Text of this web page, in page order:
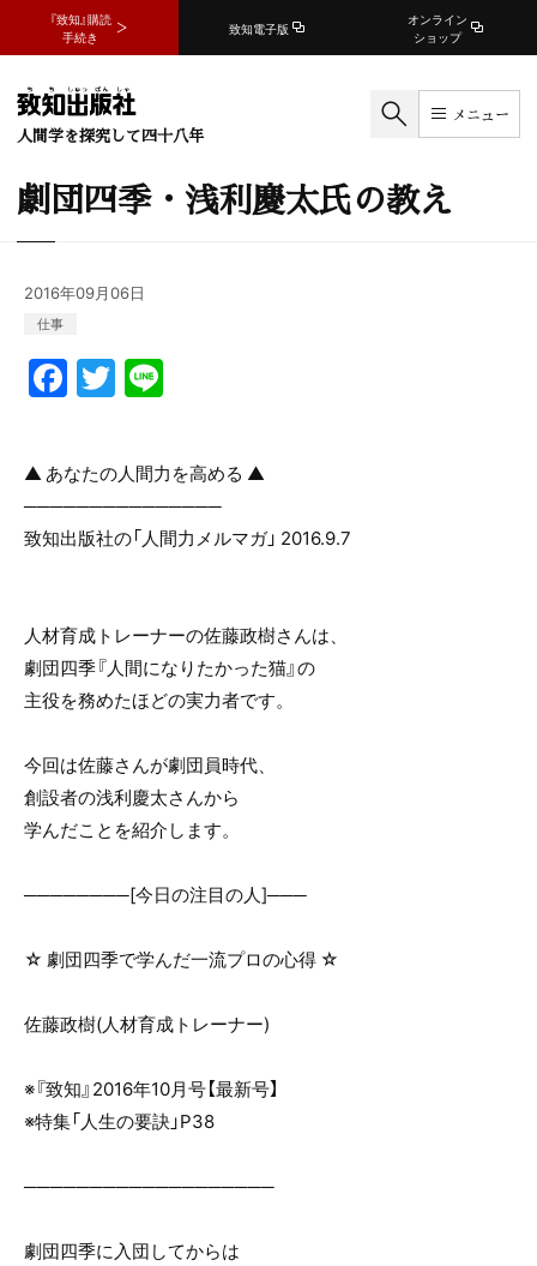
『致知』購読
手続き
致知電子版
オンライン
ショップ
人間学を探究して四十八年
メニュー
劇団四季・浅利慶太氏の教え
2016年09月06日
仕事
F
a
c
e
b
k
T
w
itt
er
e
▲ あなたの人間力を高める ▲
───────────────
致知出版社の「人間力メルマガ」 2016.9.7
人材育成トレーナーの佐藤政樹さんは、
劇団四季『人間になりたかった猫』の
主役を務めたほどの実力者です。
今回は佐藤さんが劇団員時代、
創設者の浅利慶太さんから
学んだことを紹介します。
────────[今日の注目の人]───
☆ 劇団四季で学んだ一流プロの心得 ☆
佐藤政樹(人材育成トレーナー)
※『致知』2016年10月号【最新号】
※特集「人生の要訣」P38
───────────────────
劇団四季に入団してからは